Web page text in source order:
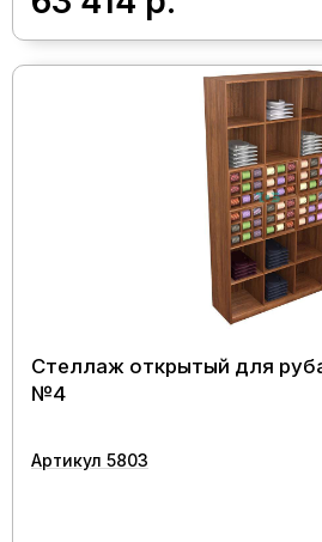
Стеллаж открытый для
№4
Артикул 5803